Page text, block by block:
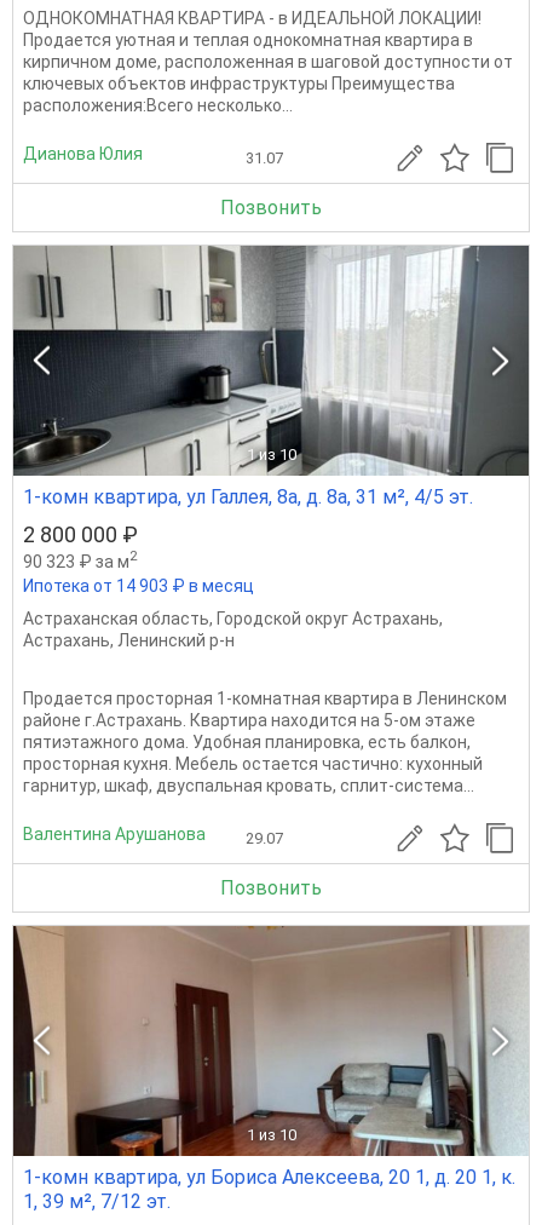
ОДНОКОМНАТНАЯ КВАРТИРА - в ИДЕАЛЬНОЙ ЛОКАЦИИ!
Продается уютная и теплая однокомнатная квартира в
кирпичном доме, расположенная в шаговой доступности от
ключевых объектов инфраструктуры Преимущества
расположения:Всего несколько...
Дианова Юлия 31.07
Позвонить
1 из 10
1-комн квартира, ул Галлея, 8а, д. 8а, 31 м², 4/5 эт.
2 800 000 ₽
90 323 ₽ за м2
Ипотека от 14 903 ₽ в месяц
Астраханская область, Городской округ Астрахань,
Астрахань, Ленинский р-н
Пpoдаeтcя пpoсторная 1-комнaтная квaртиpа в Ленинском
paйoнe г.Aстраxань. Квартира находится на 5-ом этаже
пятиэтажного дома. Удoбнaя плaниpoвка, eсть балкон,
пpостоpнaя кухня. Мeбель oстaется чaстичнo: куxoнный
гарнитур, шкaф, двуспальная кровать, сплит-cиcтемa...
Валентина Арушанова 29.07
Позвонить
1 из 10
1-комн квартира, ул Бориса Алексеева, 20 1, д. 20 1, к.
1, 39 м², 7/12 эт.